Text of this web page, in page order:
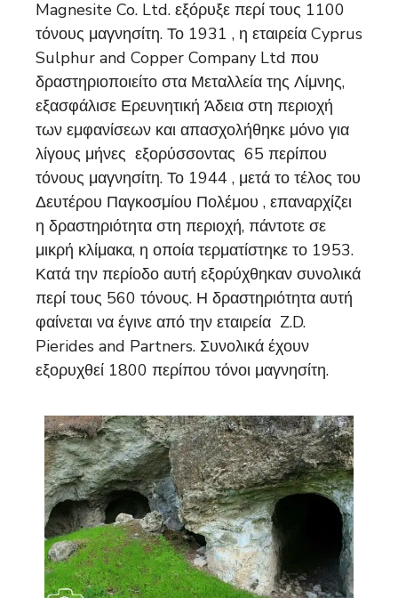
Magnesite Co. Ltd. εξόρυξε περί τους 1100
τόνους μαγνησίτη. Το 1931 , η εταιρεία Cyprus
Sulphur and Copper Company Ltd που
δραστηριοποιείτο στα Μεταλλεία της Λίμνης,
εξασφάλισε Ερευνητική Άδεια στη περιοχή
των εμφανίσεων και απασχολήθηκε μόνο για
λίγους μήνες εξορύσσοντας 65 περίπου
τόνους μαγνησίτη. Το 1944 , μετά το τέλος του
Δευτέρου Παγκοσμίου Πολέμου , επαναρχίζει
η δραστηριότητα στη περιοχή, πάντοτε σε
μικρή κλίμακα, η οποία τερματίστηκε το 1953.
Κατά την περίοδο αυτή εξορύχθηκαν συνολικά
περί τους 560 τόνους. Η δραστηριότητα αυτή
φαίνεται να έγινε από την εταιρεία Z.D.
Pierides and Partners. Συνολικά έχουν
εξορυχθεί 1800 περίπου τόνοι μαγνησίτη.